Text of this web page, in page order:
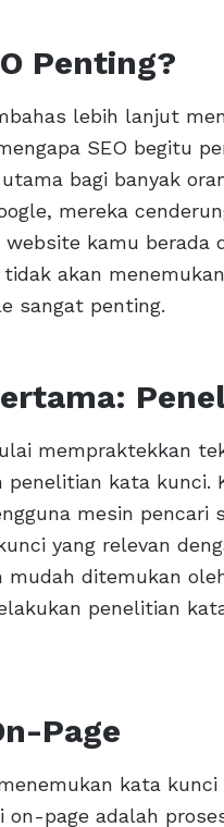
Penting?
lebih lanjut
SEO begitu
bagi banyak
mereka
website kamu
akan
sangat penting.
mempraktekkan
penelitian kata kunci.
mesin
yang relevan
ditemukan
penelitian
Page
kata
on-page adalah